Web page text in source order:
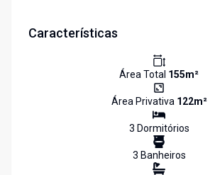
Características
Área Total 155m²
Área Privativa 122m²
3 Dormitórios
3 Banheiros